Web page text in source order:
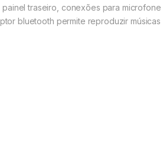
traseiro, conexões para microfone
bluetooth permite reproduzir